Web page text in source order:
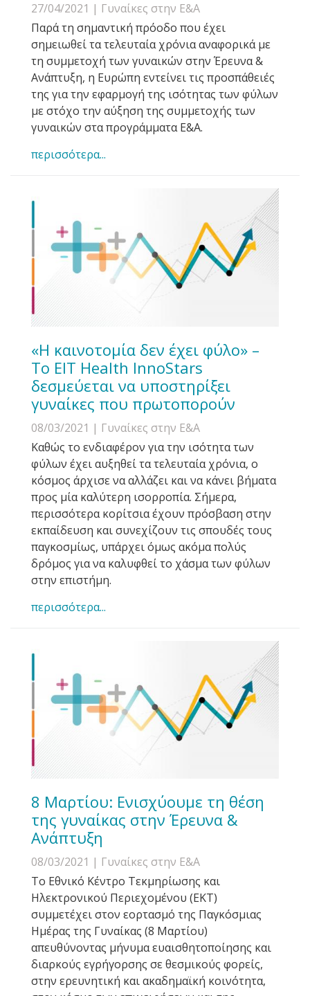
27/04/2021 | Γυναίκες στην Ε&Α
Παρά τη σημαντική πρόοδο που έχει
σημειωθεί τα τελευταία χρόνια αναφορικά με
τη συμμετοχή των γυναικών στην Έρευνα &
Ανάπτυξη, η Ευρώπη εντείνει τις προσπάθειές
της για την εφαρμογή της ισότητας των φύλων
με στόχο την αύξηση της συμμετοχής των
γυναικών στα προγράμματα Ε&Α.
περισσότερα...
«Η καινοτομία δεν έχει φύλο» –
Το EIT Health InnoStars
δεσμεύεται να υποστηρίξει
γυναίκες που πρωτοπορούν
08/03/2021 | Γυναίκες στην Ε&Α
Καθώς το ενδιαφέρον για την ισότητα των
φύλων έχει αυξηθεί τα τελευταία χρόνια, ο
κόσμος άρχισε να αλλάζει και να κάνει βήματα
προς μία καλύτερη ισορροπία. Σήμερα,
περισσότερα κορίτσια έχουν πρόσβαση στην
εκπαίδευση και συνεχίζουν τις σπουδές τους
παγκοσμίως, υπάρχει όμως ακόμα πολύς
δρόμος για να καλυφθεί το χάσμα των φύλων
στην επιστήμη.
περισσότερα...
8 Μαρτίου: Ενισχύουμε τη θέση
της γυναίκας στην Έρευνα &
Ανάπτυξη
08/03/2021 | Γυναίκες στην Ε&Α
Το Εθνικό Κέντρο Τεκμηρίωσης και
Ηλεκτρονικού Περιεχομένου (ΕΚΤ)
συμμετέχει στον εορτασμό της Παγκόσμιας
Ημέρας της Γυναίκας (8 Μαρτίου)
απευθύνοντας μήνυμα ευαισθητοποίησης και
διαρκούς εγρήγορσης σε θεσμικούς φορείς,
στην ερευνητική και ακαδημαϊκή κοινότητα,